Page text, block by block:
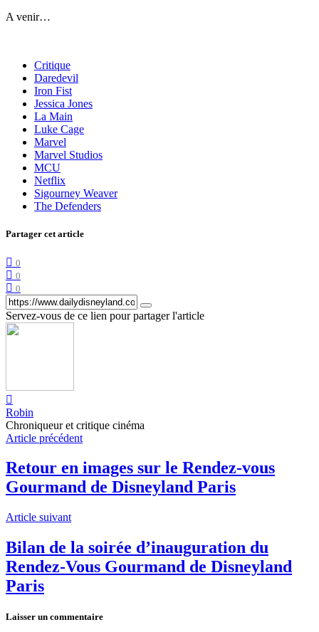
A venir…
Critique
Daredevil
Iron Fist
Jessica Jones
La Main
Luke Cage
Marvel
Marvel Studios
MCU
Netflix
Sigourney Weaver
The Defenders
Partager cet article
0
0
0
Servez-vous de ce lien pour partager l'article
Robin
Chroniqueur et critique cinéma
Article précédent
Retour en images sur le Rendez-vous
Gourmand de Disneyland Paris
Article suivant
Bilan de la soirée d’inauguration du
Rendez-Vous Gourmand de Disneyland
Paris
Laisser un commentaire